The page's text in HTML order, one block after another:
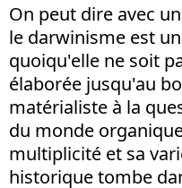
On peut dire avec
le darwinisme est
quoiqu'elle ne soit
élaborée jusqu'au
matérialiste à la
du monde
multiplicité et sa
historique tombe